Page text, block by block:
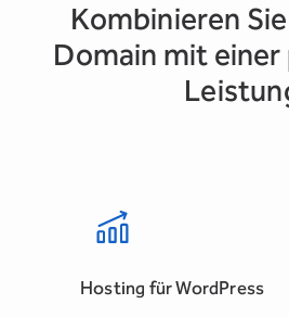
Kombinieren
Domain mit einer
Hosting für WordPress